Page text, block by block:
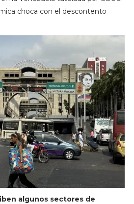
choca con el descontento
algunos sectores de